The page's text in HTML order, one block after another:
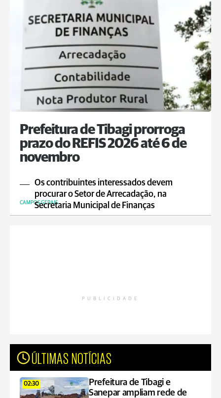
Prefeitura de Tibagi prorroga
prazo do REFIS 2026 até 6 de
novembro
Os contribuintes interessados devem
procurar o Setor de Arrecadação, na
Secretaria Municipal de Finanças
CAMPOS GERAIS
PUBLICIDADE
ÚLTIMAS NOTÍCIAS
02:30
Prefeitura de Tibagi e
Sanepar ampliam rede de